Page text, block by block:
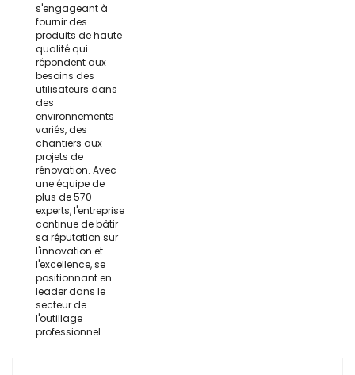
s'engageant à
fournir des
produits de haute
qualité qui
répondent aux
besoins des
utilisateurs dans
des
environnements
variés, des
chantiers aux
projets de
rénovation. Avec
une équipe de
plus de 570
experts, l'entreprise
continue de bâtir
sa réputation sur
l'innovation et
l'excellence, se
positionnant en
leader dans le
secteur de
l'outillage
professionnel.